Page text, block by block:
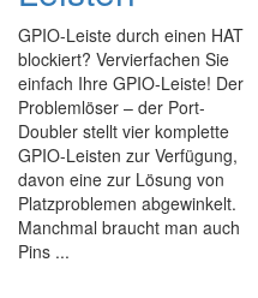
GPIO-Leiste durch einen HAT
blockiert? Vervierfachen Sie
einfach Ihre GPIO-Leiste! Der
Problemlöser – der Port-
Doubler stellt vier komplette
GPIO-Leisten zur Verfügung,
davon eine zur Lösung von
Platzproblemen abgewinkelt.
Manchmal braucht man auch
Pins ...